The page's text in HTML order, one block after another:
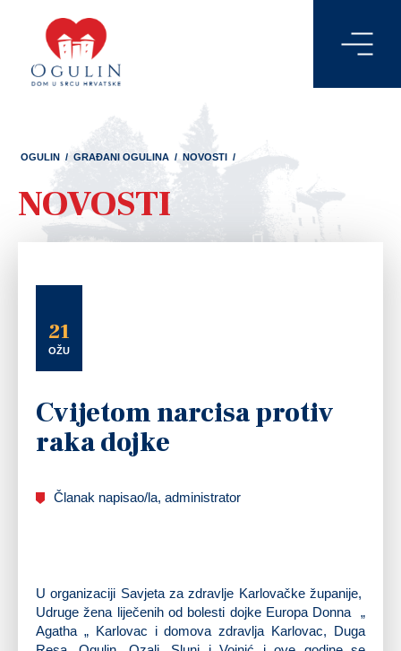
OGULIN / GRAĐANI OGULINA / NOVOSTI /
NOVOSTI
21
OŽU
Cvijetom narcisa protiv
raka dojke
Članak napisao/la, administrator
U organizaciji Savjeta za zdravlje Karlovačke županije,
Udruge žena liječenih od bolesti dojke Europa Donna „
Agatha „ Karlovac i domova zdravlja Karlovac, Duga